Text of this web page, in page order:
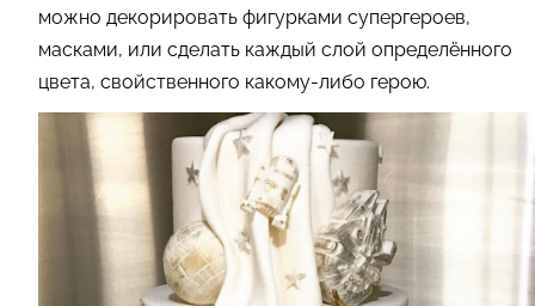
можно декорировать фигурками супергероев,
масками, или сделать каждый слой определённого
цвета, свойственного какому-либо герою.